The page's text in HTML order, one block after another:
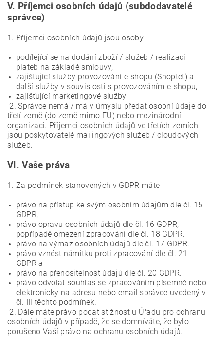
V. Příjemci osobních údajů (subdodavatelé
správce)
1. Příjemci osobních údajů jsou osoby
podílející se na dodání zboží / služeb / realizaci
plateb na základě smlouvy,
zajišťující služby provozování e-shopu (Shoptet) a
další služby v souvislosti s provozováním e-shopu,
zajišťující marketingové služby.
2. Správce nemá / má v úmyslu předat osobní údaje do
třetí země (do země mimo EU) nebo mezinárodní
organizaci. Příjemci osobních údajů ve třetích zemích
jsou poskytovatelé mailingových služeb / cloudových
služeb.
VI.Vaše práva
1. Za podmínek stanovených v GDPR máte
právo na přístup ke svým osobním údajům dle čl. 15
GDPR,
právo opravu osobních údajů dle čl. 16 GDPR,
popřípadě omezení zpracování dle čl. 18 GDPR.
právo na výmaz osobních údajů dle čl. 17 GDPR.
právo vznést námitku proti zpracování dle čl. 21
GDPR a
právo na přenositelnost údajů dle čl. 20 GDPR.
právo odvolat souhlas se zpracováním písemně nebo
elektronicky na adresu nebo email správce uvedený v
čl. III těchto podmínek.
2. Dále máte právo podat stížnost u Úřadu pro ochranu
osobních údajů v případě, že se domníváte, že bylo
porušeno Vaší právo na ochranu osobních údajů.